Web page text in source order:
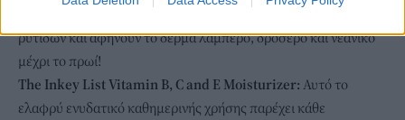
αφυδάτωσης, εξομαλύνουν την εμφάνιση λεπτών γραμμών και
ρυτίδων και αφήνουν το δέρμα λαμπερό, δροσερό και νεανικό
μέχρι το πρωί!
The Inkey List Vitamin B, C and E Moisturizer: Αυτό το
ελαφρύ ενυδατικό καθημερινής χρήσης παρέχει κάθε